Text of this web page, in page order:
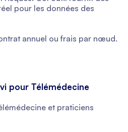
pour les données des
annuel ou frais par nœud.
pour Télémédecine
et praticiens